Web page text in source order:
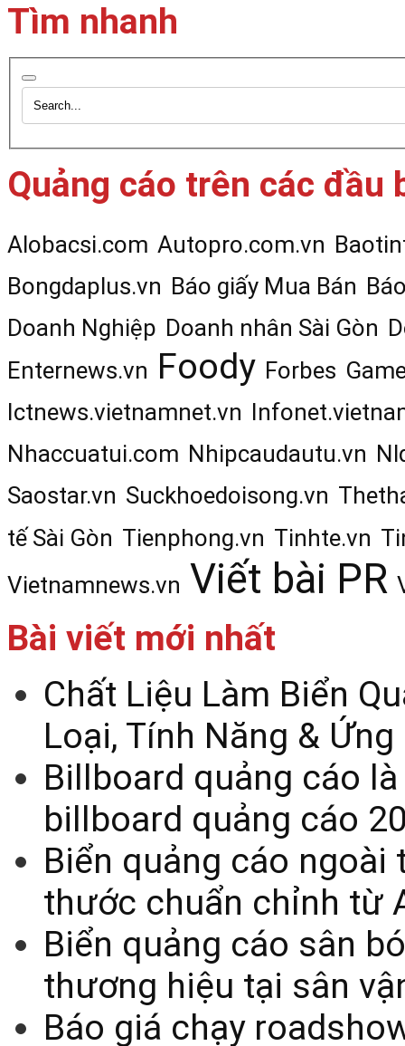
Tìm nhanh
Quảng cáo trên các đầu
Alobacsi.com Autopro.com.vn
Bongdaplus.vn Báo giấy Mua Bán
Doanh Nghiệp Doanh nhân Sài Gòn
Enternews.vn Foody Forbes
Ictnews.vietnamnet.vn
Nhaccuatui.com Nhipcaudautu.vn
Saostar.vn Suckhoedoisong.vn
tế Sài Gòn Tienphong.vn Tinhte.vn
Vietnamnews.vn Viết bài PR
Bài viết mới nhất
Chất Liệu Làm Biển
Loại, Tính Năng &
Billboard quảng cáo
billboard quảng cáo
Biển quảng cáo
thước chuẩn chỉnh từ
Biển quảng cáo sân
thương hiệu tại sân
Báo giá chạy